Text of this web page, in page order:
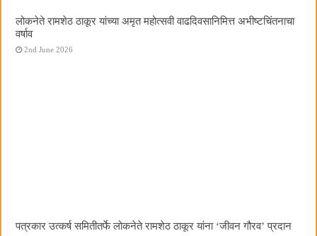
लोकनेते रामशेठ ठाकूर यांच्या अमृत महोत्सवी वाढदिवसानिमित्त अभीष्टचिंतनाचा
वर्षाव
2nd June 2026
पत्रकार उत्कर्ष समितीतर्फे लोकनेते रामशेठ ठाकूर यांना ‌‘जीवन गौरव‌’ प्रदान